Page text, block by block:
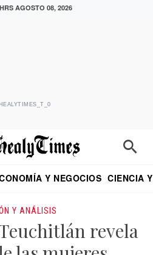
AGOSTO 08, 2026
Y NEGOCIOS CIENCIA
Y ANÁLISIS
revela